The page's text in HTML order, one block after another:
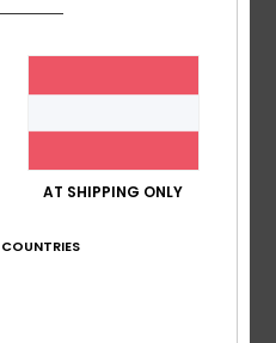
AT SHIPPING ONLY